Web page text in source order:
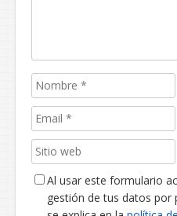
Al usar este formulario
gestión de tus datos por